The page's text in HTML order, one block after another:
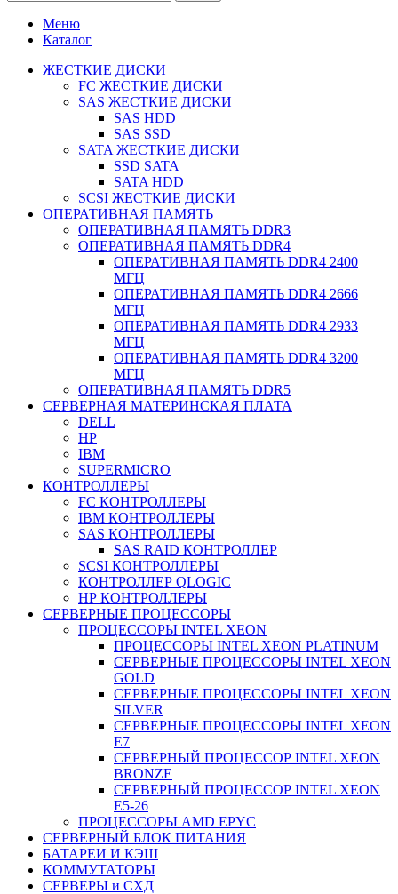
Меню
Каталог
ЖЕСТКИЕ ДИСКИ
FC ЖЕСТКИЕ ДИСКИ
SAS ЖЕСТКИЕ ДИСКИ
SAS HDD
SAS SSD
SATA ЖЕСТКИЕ ДИСКИ
SSD SATA
SATA HDD
SCSI ЖЕСТКИЕ ДИСКИ
ОПЕРАТИВНАЯ ПАМЯТЬ
ОПЕРАТИВНАЯ ПАМЯТЬ DDR3
ОПЕРАТИВНАЯ ПАМЯТЬ DDR4
ОПЕРАТИВНАЯ ПАМЯТЬ DDR4 2400
МГЦ
ОПЕРАТИВНАЯ ПАМЯТЬ DDR4 2666
МГЦ
ОПЕРАТИВНАЯ ПАМЯТЬ DDR4 2933
МГЦ
ОПЕРАТИВНАЯ ПАМЯТЬ DDR4 3200
МГЦ
ОПЕРАТИВНАЯ ПАМЯТЬ DDR5
СЕРВЕРНАЯ МАТЕРИНСКАЯ ПЛАТА
DELL
HP
IBM
SUPERMICRO
КОНТРОЛЛЕРЫ
FC КОНТРОЛЛЕРЫ
IBM КОНТРОЛЛЕРЫ
SAS КОНТРОЛЛЕРЫ
SAS RAID КОНТРОЛЛЕР
SCSI КОНТРОЛЛЕРЫ
КОНТРОЛЛЕР QLOGIC
НР КОНТРОЛЛЕРЫ
СЕРВЕРНЫЕ ПРОЦЕССОРЫ
ПРОЦЕССОРЫ INTEL XEON
ПРОЦЕССОРЫ INTEL XEON PLATINUM
СЕРВЕРНЫЕ ПРОЦЕССОРЫ INTEL XEON
GOLD
СЕРВЕРНЫЕ ПРОЦЕССОРЫ INTEL XEON
SILVER
СЕРВЕРНЫЕ ПРОЦЕССОРЫ INTEL XEON
Е7
СЕРВЕРНЫЙ ПРОЦЕССОР INTEL XEON
BRONZE
СЕРВЕРНЫЙ ПРОЦЕССОР INTEL XEON
Е5-26
ПРОЦЕССОРЫ AMD EPYC
СЕРВЕРНЫЙ БЛОК ПИТАНИЯ
БАТАРЕИ И КЭШ
КОММУТАТОРЫ
СЕРВЕРЫ и СХД